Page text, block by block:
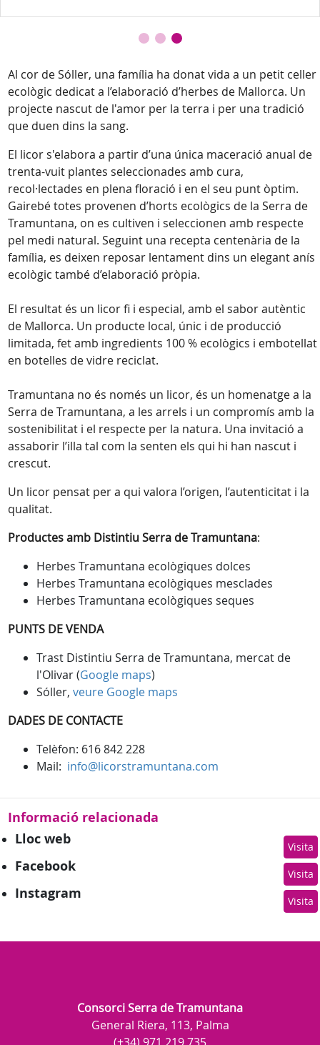
Al cor de Sóller, una família ha donat vida a un petit celler
ecològic dedicat a l’elaboració d’herbes de Mallorca. Un
projecte nascut de l'amor per la terra i per una tradició
que duen dins la sang.
El licor s'elabora a partir d’una única maceració anual de
trenta-vuit plantes seleccionades amb cura,
recol·lectades en plena floració i en el seu punt òptim.
Gairebé totes provenen d’horts ecològics de la Serra de
Tramuntana, on es cultiven i seleccionen amb respecte
pel medi natural. Seguint una recepta centenària de la
família, es deixen reposar lentament dins un elegant anís
ecològic també d’elaboració pròpia.
El resultat és un licor fi i especial, amb el sabor autèntic
de Mallorca. Un producte local, únic i de producció
limitada, fet amb ingredients 100 % ecològics i embotellat
en botelles de vidre reciclat.
Tramuntana no és només un licor, és un homenatge a la
Serra de Tramuntana, a les arrels i un compromís amb la
sostenibilitat i el respecte per la natura. Una invitació a
assaborir l’illa tal com la senten els qui hi han nascut i
crescut.
Un licor pensat per a qui valora l’origen, l’autenticitat i la
qualitat.
Productes amb Distintiu Serra de Tramuntana:
Herbes Tramuntana ecològiques dolces
Herbes Tramuntana ecològiques mesclades
Herbes Tramuntana ecològiques seques
PUNTS DE VENDA
Trast Distintiu Serra de Tramuntana, mercat de
l'Olivar (Google maps)
Sóller, veure Google maps
DADES DE CONTACTE
Telèfon: 616 842 228
Mail: info@licorstramuntana.com
Informació relacionada
Lloc web
Visita
Facebook Visita
Instagram Visita
Consorci Serra de Tramuntana
General Riera, 113, Palma